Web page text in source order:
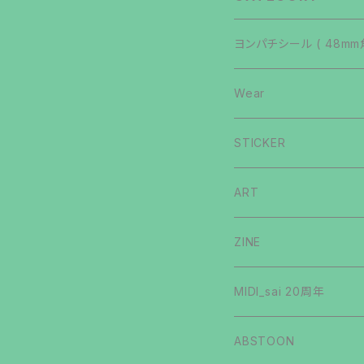
ヨンパチシール (
いないマン
第4弾
第3弾
イジクリマン
第1弾
第2弾
シルキチナイト
第1弾
第2弾
ソックリダッチ
第1弾
第2弾
肥マン
第1弾
ヨンパチマン
Wear
T-shirts
Long Sleeve
Hoody
Sweat
Others
STICKER
GULPLOTT
BIOMMENT
GAG
手描きステッカー
ART
ZINE
MIDI_sai 20周年
ABSTOON